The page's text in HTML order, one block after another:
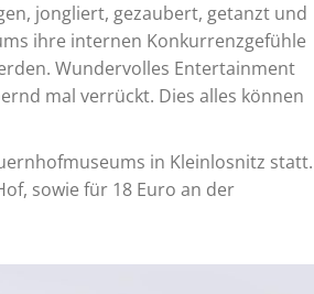
jongliert, gezaubert, getanzt und
ihre internen Konkurrenzgefühle
Wundervolles Entertainment
mal verrückt. Dies alles können
in Kleinlosnitz statt.
sowie für 18 Euro an der